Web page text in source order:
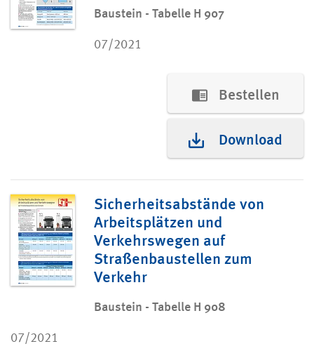
Baustein - Tabelle H 907
07/2021
Bestellen
Download
Sicherheitsabstände von
Arbeitsplätzen und
Verkehrswegen auf
Straßenbaustellen zum
Verkehr
Baustein - Tabelle H 908
07/2021